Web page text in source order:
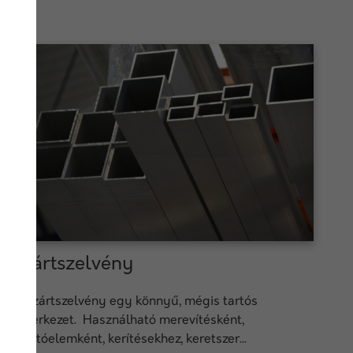
Zártszelvény
A zártszelvény egy könnyű, mégis tartós
szerkezet. Használható merevítésként,
tartóelemként, kerítésekhez, keretszer...